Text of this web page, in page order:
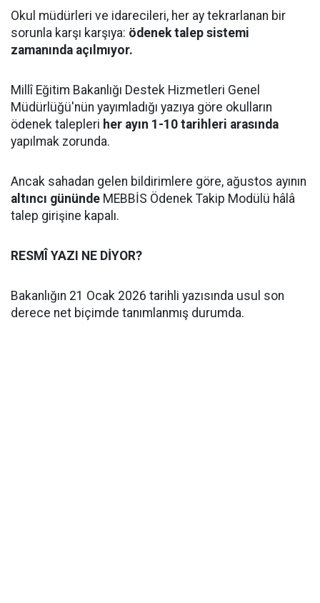
Okul müdürleri ve idarecileri, her ay tekrarlanan bir
sorunla karşı karşıya: ödenek talep sistemi
zamanında açılmıyor.
Millî Eğitim Bakanlığı Destek Hizmetleri Genel
Müdürlüğü'nün yayımladığı yazıya göre okulların
ödenek talepleri her ayın 1-10 tarihleri arasında
yapılmak zorunda.
Ancak sahadan gelen bildirimlere göre, ağustos ayının
altıncı gününde MEBBİS Ödenek Takip Modülü hâlâ
talep girişine kapalı.
RESMÎ YAZI NE DİYOR?
Bakanlığın 21 Ocak 2026 tarihli yazısında usul son
derece net biçimde tanımlanmış durumda.